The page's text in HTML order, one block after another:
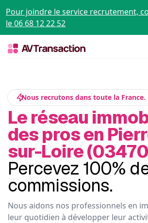
Pour joindre le service recrutement,
le 06 68 12 22 52
Nous recrutons dans toute la France.
Le réseau
des pros en
sur-Loire
Percevez 100%
commissions.
Nous aidons nos professionnels en
leur quotidien à développer leur